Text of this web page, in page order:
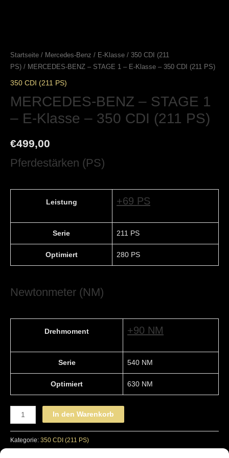
Startseite / Mercedes-Benz / E-Klasse / 350 CDI (211
PS) / MERCEDES-BENZ – STAGE 1 – E-Klasse – 350 CDI (211 PS)
350 CDI (211 PS)
MERCEDES-BENZ – STAGE 1
– E-Klasse – 350 CDI (211 PS)
€499,00
Pferdestärken (PS)
Leistung +69 PS
Serie 211 PS
Optimiert 280 PS
Newtonmeter (NM)
Drehmoment +90 NM
Serie 540 NM
Optimiert 630 NM
MERCEDES-
BENZ
-
STAGE
In den Warenkorb
Kategorie: 350 CDI (211 PS)